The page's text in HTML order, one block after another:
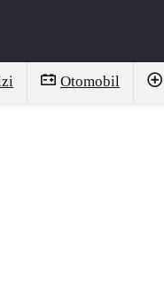
Otomobil